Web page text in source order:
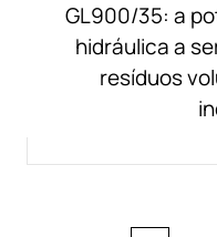
GL900/35: a
hidráulica a
resíduos